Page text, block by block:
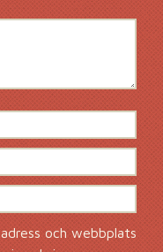
och webbplats